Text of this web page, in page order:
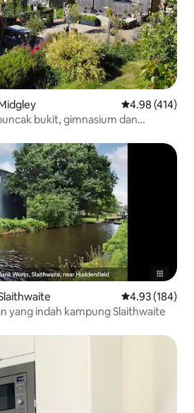
Penarafan
4.98 (414)
bukit, gimnasium dan
Penarafan
4.93 (184)
yang indah kampung Slaithwaite